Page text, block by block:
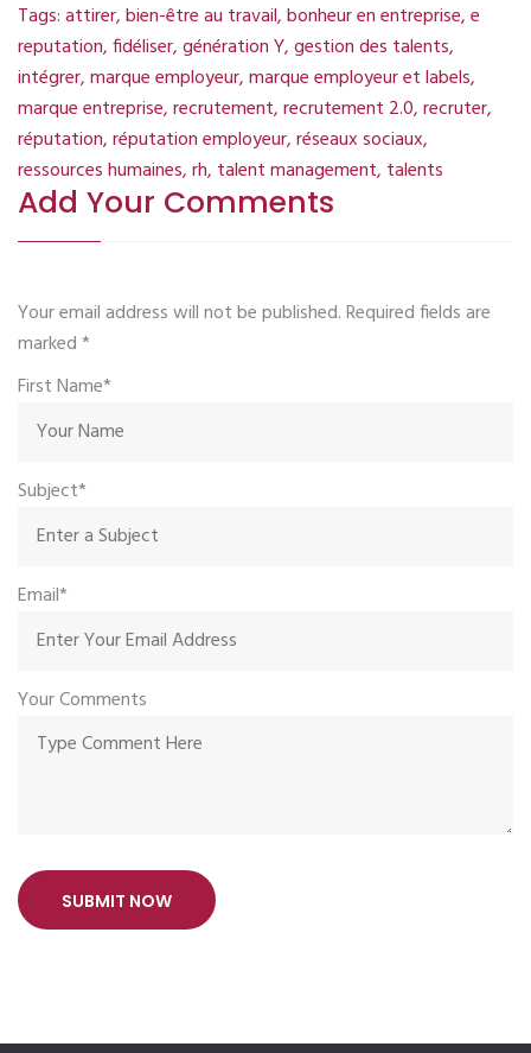
Tags:attirer,bien-être au travail,bonheur en entreprise,e
reputation,fidéliser,génération Y,gestion des talents,
intégrer,marque employeur,marque employeur et labels,
marque entreprise,recrutement,recrutement 2.0,recruter,
réputation,réputation employeur,réseaux sociaux,
ressources humaines,rh, talent management, talents
Add Your Comments
Your email address will not be published. Required fields are
marked*
First Name*
Subject*
Email*
Your Comments
SUBMIT NOW